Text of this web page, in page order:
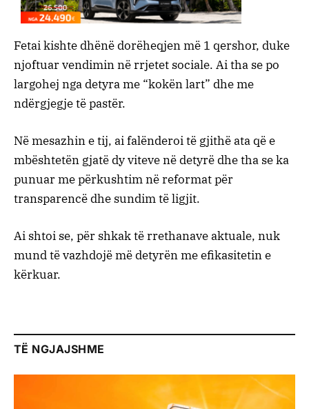
Fetai kishte dhënë dorëheqjen më 1 qershor, duke
njoftuar vendimin në rrjetet sociale. Ai tha se po
largohej nga detyra me “kokën lart” dhe me
ndërgjegje të pastër.
Në mesazhin e tij, ai falënderoi të gjithë ata që e
mbështetën gjatë dy viteve në detyrë dhe tha se ka
punuar me përkushtim në reformat për
transparencë dhe sundim të ligjit.
Ai shtoi se, për shkak të rrethanave aktuale, nuk
mund të vazhdojë më detyrën me efikasitetin e
kërkuar.
TË NGJAJSHME